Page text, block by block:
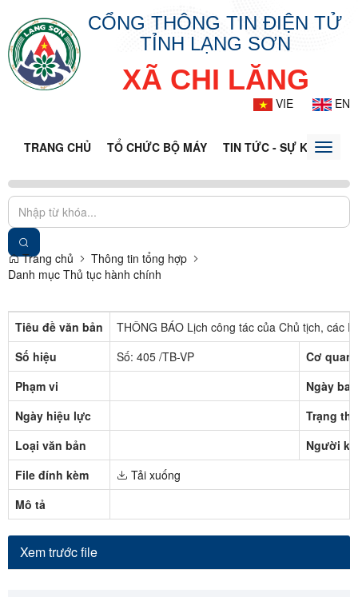
CỔNG THÔNG TIN ĐIỆN TỬ
TỈNH LẠNG SƠN
XÃ CHI LĂNG
VIE EN
TRANG CHỦ TỔ CHỨC BỘ MÁY TIN TỨC - SỰ KIỆNToggle
Trang chủ
Thông tin tổng hợp
Danh mục Thủ tục hành chính
Tiêu đề văn bản
THÔNG BÁO Lịch công tác của Chủ tịch, các
Số hiệu
Số: 405 /TB-VP
Cơ quan
Phạm vi
Ngày
Ngày hiệu lực
Trạng
Loại văn bản
Người ký
File đính kèm
Tải xuống
Mô tả
Xem trước file